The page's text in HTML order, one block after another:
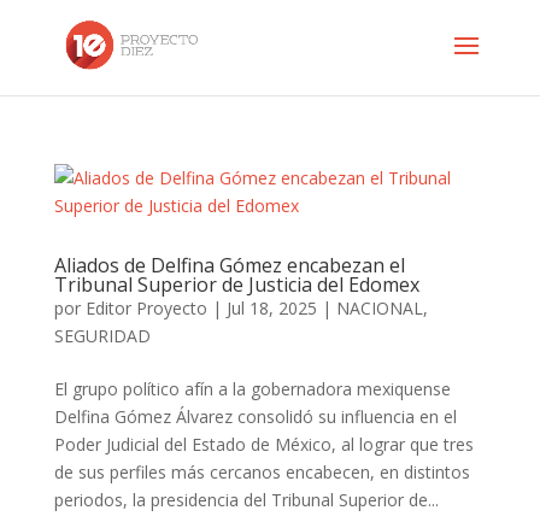
Aliados de Delfina Gómez encabezan el
Tribunal Superior de Justicia del Edomex
por Editor Proyecto | Jul 18, 2025 | NACIONAL,
SEGURIDAD
El grupo político afín a la gobernadora mexiquense
Delfina Gómez Álvarez consolidó su influencia en el
Poder Judicial del Estado de México, al lograr que tres
de sus perfiles más cercanos encabecen, en distintos
periodos, la presidencia del Tribunal Superior de...